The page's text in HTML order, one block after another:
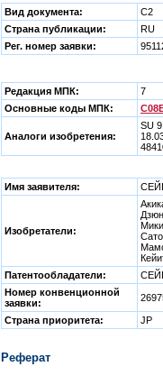
Вид документа:
C2
Страна публикации:
RU
Рег. номер заявки:
Редакция МПК:
7
Основные коды МПК:
Аналоги изобретения:
SU
Имя заявителя:
Изобретатели:
Патентообладатели:
Номер конвенционной
заявки:
Страна приоритета: JP
Реферат